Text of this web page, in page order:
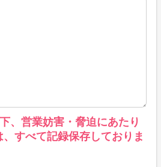
、営業妨害・脅迫にあたり
すべて記録保存しておりま